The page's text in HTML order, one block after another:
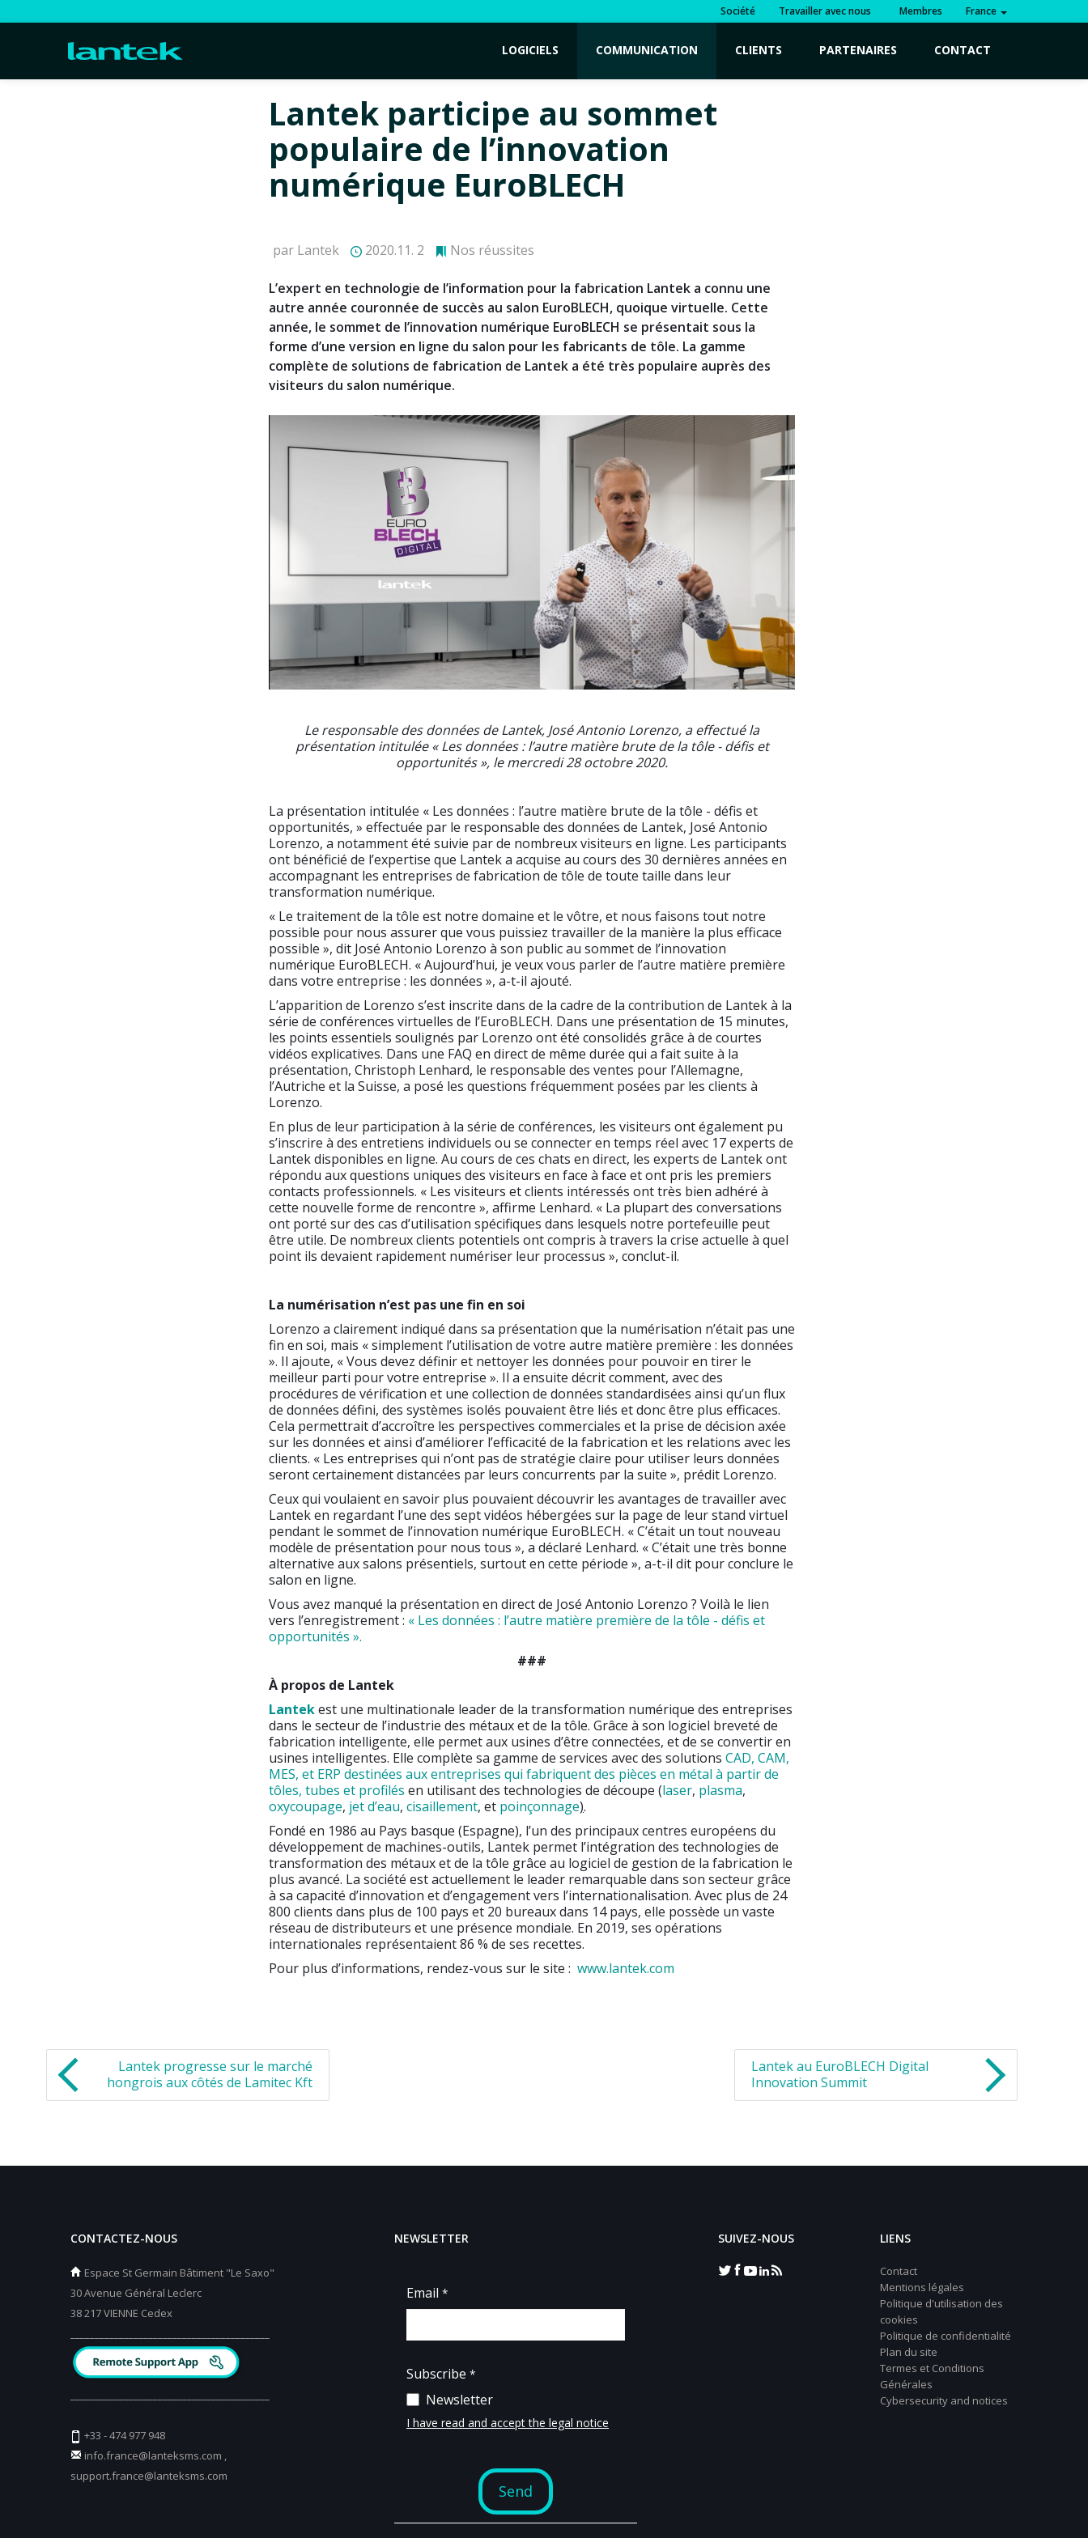
Société Travailler avec nous Membres France
LOGICIELS COMMUNICATION CLIENTS PARTENAIRES CONTACT
Lantek participe au sommet
populaire de l’innovation
numérique EuroBLECH
par Lantek 2020.11. 2 Nos réussites
L’expert en technologie de l’information pour la fabrication Lantek a connu une
autre année couronnée de succès au salon EuroBLECH, quoique virtuelle. Cette
année, le sommet de l’innovation numérique EuroBLECH se présentait sous la
forme d’une version en ligne du salon pour les fabricants de tôle. La gamme
complète de solutions de fabrication de Lantek a été très populaire auprès des
visiteurs du salon numérique.
Le responsable des données de Lantek, José Antonio Lorenzo, a effectué la
présentation intitulée « Les données : l’autre matière brute de la tôle - défis et
opportunités », le mercredi 28 octobre 2020.
La présentation intitulée « Les données : l’autre matière brute de la tôle - défis et
opportunités, » effectuée par le responsable des données de Lantek, José Antonio
Lorenzo, a notamment été suivie par de nombreux visiteurs en ligne. Les participants
ont bénéficié de l’expertise que Lantek a acquise au cours des 30 dernières années en
accompagnant les entreprises de fabrication de tôle de toute taille dans leur
transformation numérique.
« Le traitement de la tôle est notre domaine et le vôtre, et nous faisons tout notre
possible pour nous assurer que vous puissiez travailler de la manière la plus efficace
possible », dit José Antonio Lorenzo à son public au sommet de l’innovation
numérique EuroBLECH. « Aujourd’hui, je veux vous parler de l’autre matière première
dans votre entreprise : les données », a-t-il ajouté.
L’apparition de Lorenzo s’est inscrite dans de la cadre de la contribution de Lantek à la
série de conférences virtuelles de l’EuroBLECH. Dans une présentation de 15 minutes,
les points essentiels soulignés par Lorenzo ont été consolidés grâce à de courtes
vidéos explicatives. Dans une FAQ en direct de même durée qui a fait suite à la
présentation, Christoph Lenhard, le responsable des ventes pour l’Allemagne,
l’Autriche et la Suisse, a posé les questions fréquemment posées par les clients à
Lorenzo.
En plus de leur participation à la série de conférences, les visiteurs ont également pu
s’inscrire à des entretiens individuels ou se connecter en temps réel avec 17 experts de
Lantek disponibles en ligne. Au cours de ces chats en direct, les experts de Lantek ont
répondu aux questions uniques des visiteurs en face à face et ont pris les premiers
contacts professionnels. « Les visiteurs et clients intéressés ont très bien adhéré à
cette nouvelle forme de rencontre », affirme Lenhard. « La plupart des conversations
ont porté sur des cas d’utilisation spécifiques dans lesquels notre portefeuille peut
être utile. De nombreux clients potentiels ont compris à travers la crise actuelle à quel
point ils devaient rapidement numériser leur processus », conclut-il.
La numérisation n’est pas une fin en soi
Lorenzo a clairement indiqué dans sa présentation que la numérisation n’était pas une
fin en soi, mais « simplement l’utilisation de votre autre matière première : les données
». Il ajoute, « Vous devez définir et nettoyer les données pour pouvoir en tirer le
meilleur parti pour votre entreprise ». Il a ensuite décrit comment, avec des
procédures de vérification et une collection de données standardisées ainsi qu’un flux
de données défini, des systèmes isolés pouvaient être liés et donc être plus efficaces.
Cela permettrait d’accroître les perspectives commerciales et la prise de décision axée
sur les données et ainsi d’améliorer l’efficacité de la fabrication et les relations avec les
clients. « Les entreprises qui n’ont pas de stratégie claire pour utiliser leurs données
seront certainement distancées par leurs concurrents par la suite », prédit Lorenzo.
Ceux qui voulaient en savoir plus pouvaient découvrir les avantages de travailler avec
Lantek en regardant l’une des sept vidéos hébergées sur la page de leur stand virtuel
pendant le sommet de l’innovation numérique EuroBLECH. « C’était un tout nouveau
modèle de présentation pour nous tous », a déclaré Lenhard. « C’était une très bonne
alternative aux salons présentiels, surtout en cette période », a-t-il dit pour conclure le
salon en ligne.
Vous avez manqué la présentation en direct de José Antonio Lorenzo ? Voilà le lien
vers l’enregistrement : « Les données : l’autre matière première de la tôle - défis et
opportunités ».
###
À propos de Lantek
Lantekest une multinationale leader de la transformation numérique des entreprises
dans le secteur de l’industrie des métaux et de la tôle. Grâce à son logiciel breveté de
fabrication intelligente, elle permet aux usines d’être connectées, et de se convertir en
usines intelligentes. Elle complète sa gamme de services avec des solutions CAD, CAM,
MES, et ERP destinées aux entreprises qui fabriquent des pièces en métal à partir de
tôles, tubes et profilés en utilisant des technologies de découpe (laser, plasma,
oxycoupage, jet d’eau, cisaillement, et poinçonnage).
Fondé en 1986 au Pays basque (Espagne), l’un des principaux centres européens du
développement de machines-outils, Lantek permet l’intégration des technologies de
transformation des métaux et de la tôle grâce au logiciel de gestion de la fabrication le
plus avancé. La société est actuellement le leader remarquable dans son secteur grâce
à sa capacité d’innovation et d’engagement vers l’internationalisation. Avec plus de 24
800 clients dans plus de 100 pays et 20 bureaux dans 14 pays, elle possède un vaste
réseau de distributeurs et une présence mondiale. En 2019, ses opérations
internationales représentaient 86 % de ses recettes.
Pour plus d’informations, rendez-vous sur le site : www.lantek.com
Lantek progresse sur le marché
hongrois aux côtés de Lamitec Kft
Lantek au EuroBLECH Digital
Innovation Summit
CONTACTEZ-NOUS
Espace St Germain Bâtiment "Le Saxo"
30 Avenue Général Leclerc
38 217 VIENNE Cedex
+33 - 474 977 948
info.france@lanteksms.com ,
support.france@lanteksms.com
NEWSLETTER SUIVEZ-NOUS LIENS
Contact
Mentions légales
Politique d'utilisation des
cookies
Politique de confidentialité
Plan du site
Termes et Conditions
Générales
Cybersecurity and notices